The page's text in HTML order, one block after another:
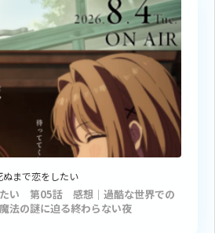
ぬまで恋をしたい
たい 第05話 感想｜過酷な世界での
法の謎に迫る終わらない夜